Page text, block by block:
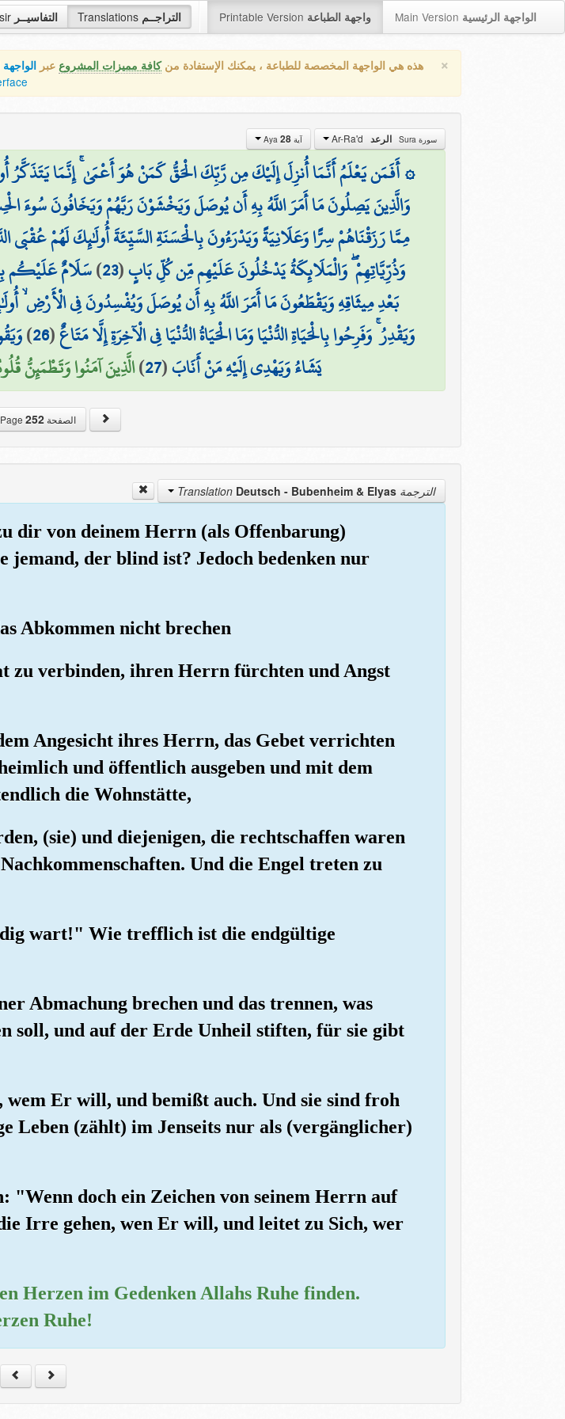
التفاسيــر Translations التراجــم Printable Version واجهة الطباعة Main Version الواجهة الرئيسية
× هذه هي الواجهة المخصصة للطباعة ، يمكنك الإستفادة منكافة مميزات المشروع عبر الواجهة
سورة Sura الرعد آية Aya 28
۞ أَفَمَن يَعْلَمُ أَنَّمَا أُنزِلَ إِلَيْكَ مِن رَّبِّكَ الْحَقُّ كَمَنْ هُوَ أَعْمَىٰ ۚ إِنَّمَا يَتَذَكَّرُ
وَالَّذِينَ يَصِلُونَ مَا أَمَرَ اللَّهُ بِهِ أَن يُوصَلَ وَيَخْشَوْنَ رَبَّهُمْ وَيَخَافُونَ سُوءَ
مِمَّا رَزَقْنَاهُمْ سِرًّا وَعَلَانِيَةً وَيَدْرَءُونَ بِالْحَسَنَةِ السَّيِّئَةَ أُولَٰئِكَ لَهُمْ عُقْبَى
وَذُرِّيَّاتِهِمْ ۖ وَالْمَلَائِكَةُ يَدْخُلُونَ عَلَيْهِم مِّن كُلِّ بَابٍ(
23
)سَلَامٌ عَلَيْكُم
بَعْدِ مِيثَاقِهِ وَيَقْطَعُونَ مَا أَمَرَ اللَّهُ بِهِ أَن يُوصَلَ وَيُفْسِدُونَ فِي الْأَرْضِ
وَيَقْدِرُ ۚ وَفَرِحُوا بِالْحَيَاةِ الدُّنْيَا وَمَا الْحَيَاةُ الدُّنْيَا فِي الْآخِرَةِ إِلَّا مَتَاعٌ(
26
)
يَشَاءُ وَيَهْدِي إِلَيْهِ مَنْ أَنَابَ(
27
)الَّذِينَ آمَنُوا وَتَطْمَئِنُّ
الصفحة Page252
الترجمة Translation Deutsch - Bubenheim & Elyas
dir von deinem Herrn (als Offenbarung)
jemand, der blind ist? Jedoch bedenken nur
Abkommen nicht brechen
zu verbinden, ihren Herrn fürchten und Angst
Angesicht ihres Herrn, das Gebet verrichten
und öffentlich ausgeben und mit dem
die Wohnstätte,
(sie) und diejenigen, die rechtschaffen waren
Und die Engel treten zu
wart!" Wie trefflich ist die endgültige
Abmachung brechen und das trennen, was
soll, und auf der Erde Unheil stiften, für sie gibt
Er will, und bemißt auch. Und sie sind froh
Leben (zählt) im Jenseits nur als (vergänglicher)
"Wenn doch ein Zeichen von seinem Herrn auf
Irre gehen, wen Er will, und leitet zu Sich, wer
Herzen im Gedenken Allahs Ruhe finden.
Ruhe!